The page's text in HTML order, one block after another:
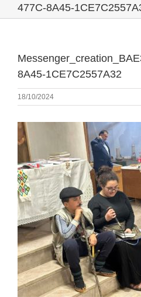
477C-8A45-
8A45-1CE7C2557A32
18/10/2024